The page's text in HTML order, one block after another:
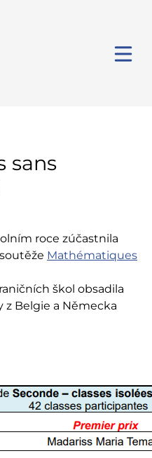
sans
roce zúčastnila
Mathématiques
škol obsadila
z Belgie a Německa